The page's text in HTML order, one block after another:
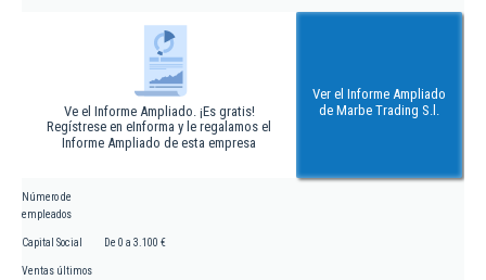
Ve el Informe Ampliado. ¡Es gratis!
Regístrese en eInforma y le regalamos el
Informe Ampliado de esta empresa
Ver el Informe Ampliado
de Marbe Trading S.l.
Número de
empleados
Capital Social De 0 a 3.100 €
Ventas últimos